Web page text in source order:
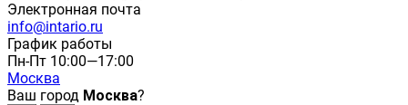
Электронная почта
info@intario.ru
График работы
Пн-Пт 10:00—17:00
Москва
Ваш город Москва?